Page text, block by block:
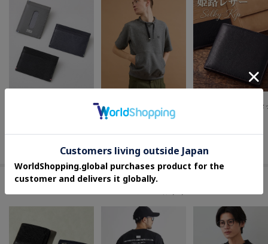
¥10,560